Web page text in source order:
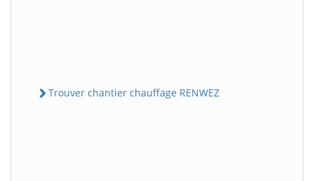
Trouver chantier chauffage RENWEZ